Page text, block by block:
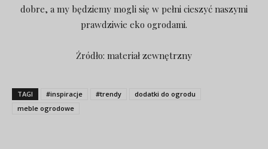
dobre, a my będziemy mogli się w pełni cieszyć naszymi
prawdziwie eko ogrodami.
Źródło: materiał zewnętrzny
TAGI #inspiracje #trendy
dodatki do ogrodu
meble ogrodowe